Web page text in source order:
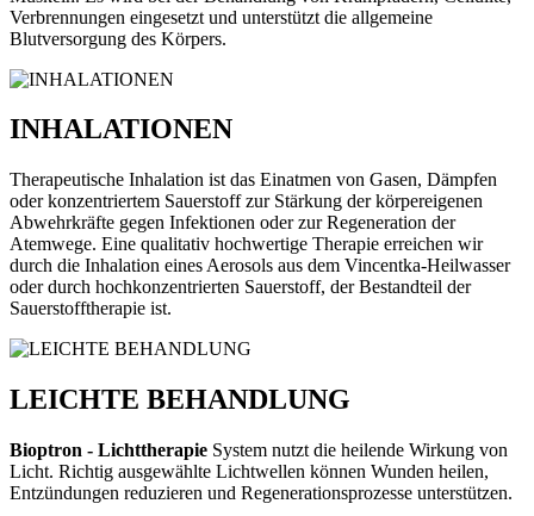
Verbrennungen eingesetzt und unterstützt die allgemeine
Blutversorgung des Körpers.
INHALATIONEN
Therapeutische Inhalation ist das Einatmen von Gasen, Dämpfen
oder konzentriertem Sauerstoff zur Stärkung der körpereigenen
Abwehrkräfte gegen Infektionen oder zur Regeneration der
Atemwege. Eine qualitativ hochwertige Therapie erreichen wir
durch die Inhalation eines Aerosols aus dem Vincentka-Heilwasser
oder durch hochkonzentrierten Sauerstoff, der Bestandteil der
Sauerstofftherapie ist.
LEICHTE BEHANDLUNG
Bioptron - Lichttherapie System nutzt die heilende Wirkung von
Licht. Richtig ausgewählte Lichtwellen können Wunden heilen,
Entzündungen reduzieren und Regenerationsprozesse unterstützen.